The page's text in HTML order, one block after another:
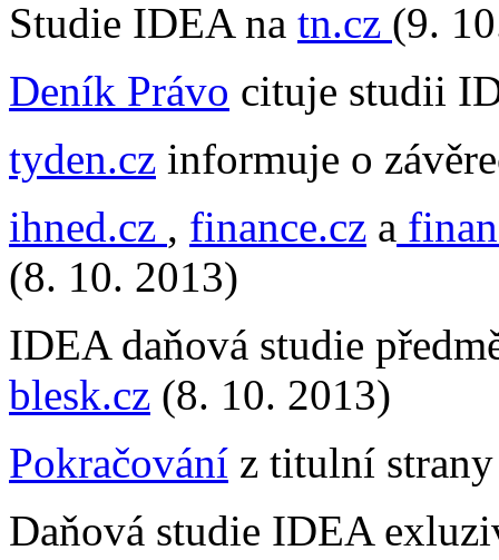
Studie IDEA na tn.cz (9.
Deník Právo cituje studii
tyden.cz informuje o
ihned.cz , finance.cz a
(8. 10. 2013)
IDEA daňová studie
blesk.cz (8. 10. 2013)
Pokračování z titulní
Daňová studie IDEA